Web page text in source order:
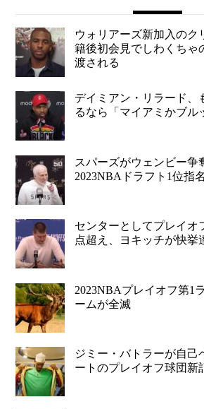
ウォリアーズ新加入のク
籍後初会見でしわくちゃ
渡される
デイミアン・リラード、
るなら「マイアミかブル
スパーズがウェンビー争
2023NBAドラフト1位指
センターとしてプレイオ
点超え、ヨキッチが快挙
2023NBAプレイオフ第1
ームが全滅
ジミー・バトラーが自己
ートのプレイオフ球団新